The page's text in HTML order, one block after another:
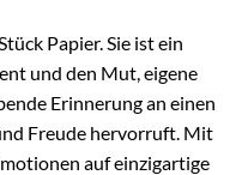
Papier. Sie ist ein
und den Mut, eigene
Erinnerung an einen
Freude hervorruft. Mit
auf einzigartige